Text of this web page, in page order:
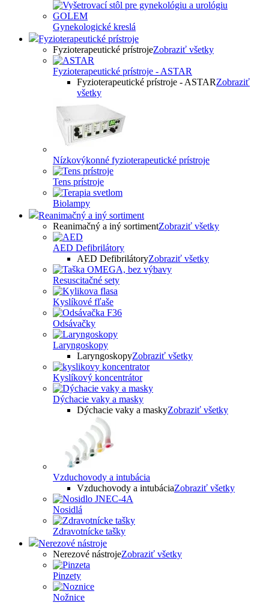
Gynekologické kreslá
Fyzioterapeutické prístroje
Fyzioterapeutické prístrojeZobraziť všetky
Fyzioterapeutické prístroje - ASTAR
Fyzioterapeutické prístroje - ASTARZobraziť
všetky
Nízkovýkonné fyzioterapeutické prístroje
Tens prístroje
Biolampy
Reanimačný a iný sortiment
Reanimačný a iný sortimentZobraziť všetky
AED Defibrilátory
AED DefibrilátoryZobraziť všetky
Resuscitačné sety
Kyslíkové fľaše
Odsávačky
Laryngoskopy
LaryngoskopyZobraziť všetky
Kyslíkový koncentrátor
Dýchacie vaky a masky
Dýchacie vaky a maskyZobraziť všetky
Vzduchovody a intubácia
Vzduchovody a intubáciaZobraziť všetky
Nosidlá
Zdravotnícke tašky
Nerezové nástroje
Nerezové nástrojeZobraziť všetky
Pinzety
Nožnice